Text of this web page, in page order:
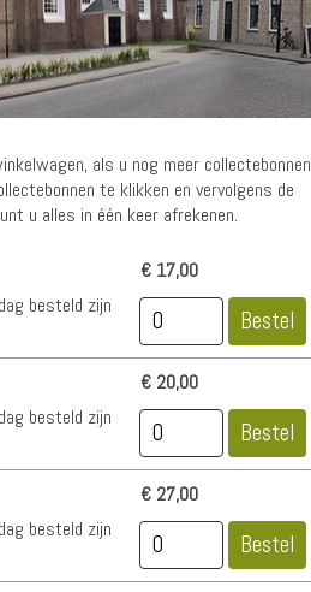
als u nog meer collectebonnen
te klikken en vervolgens de
u alles in één keer afrekenen.
besteld zijn
€ 17,00
besteld zijn
€ 20,00
besteld zijn
€ 27,00